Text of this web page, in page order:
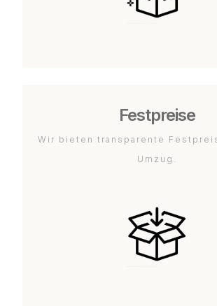
Festpreise
Wir bieten transparente
Umzug.